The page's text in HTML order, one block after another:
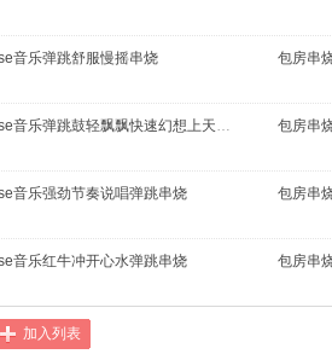
音乐弹跳舒服慢摇串烧 包房串
经典包厢全英文House音乐弹跳鼓轻飘飘快速幻想上天堂嗨曲慢摇串烧 包房串
音乐强劲节奏说唱弹跳串烧 包房串
音乐红牛冲开心水弹跳串烧 包房串
加入列表